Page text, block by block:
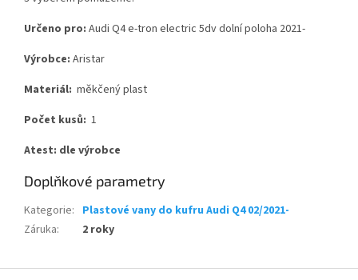
Určeno pro: Audi Q4 e-tron electric 5dv dolní poloha 2021-
Výrobce: Aristar
Materiál: měkčený plast
Počet kusů: 1
Atest: dle výrobce
Doplňkové parametry
Kategorie: Plastové vany do kufru Audi Q4 02/2021-
Záruka: 2 roky